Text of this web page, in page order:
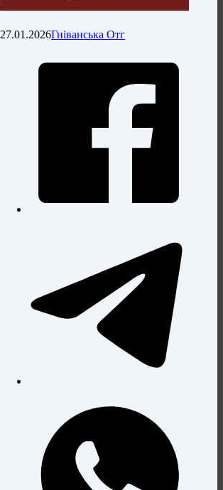
27.01.2026Гніванська Отг